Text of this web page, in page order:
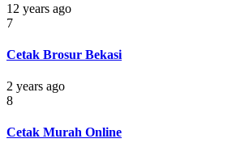
12 years ago
7
Cetak Brosur Bekasi
2 years ago
8
Cetak Murah Online